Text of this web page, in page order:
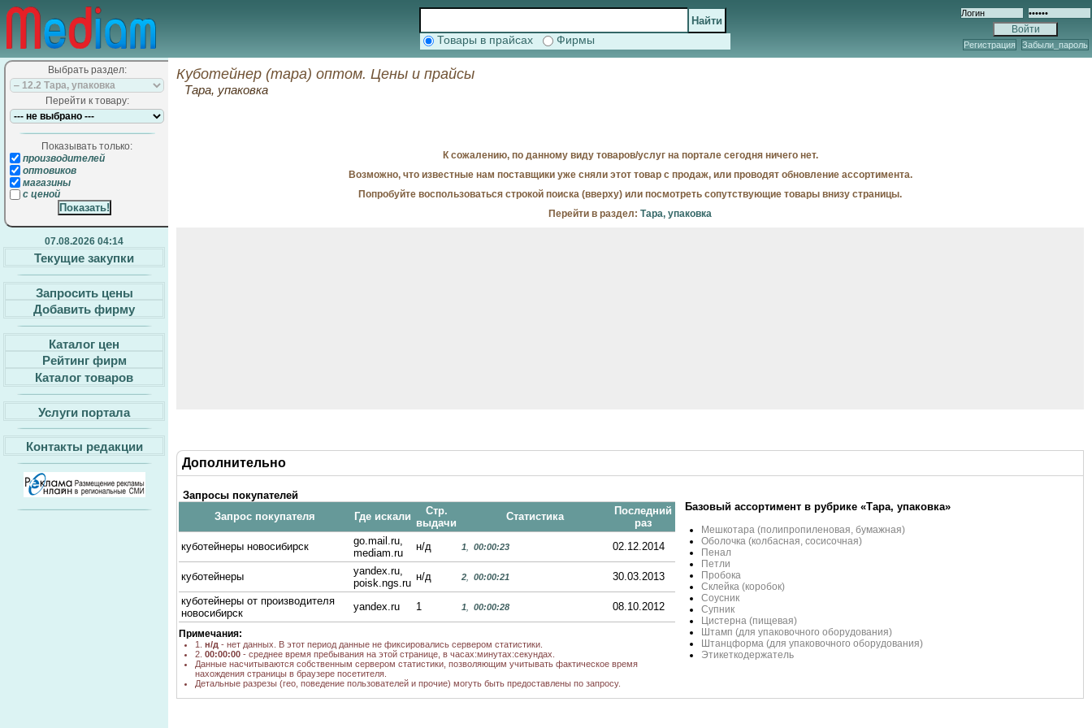
Товары в прайсах Фирмы Регистрация Забыли_пароль
Выбрать раздел:
Перейти к товару:
Показывать только:
производителей
оптовиков
магазины
с ценой
07.08.2026 04:14
Текущие закупки
Запросить цены
Добавить фирму
Каталог цен
Рейтинг фирм
Каталог товаров
Услуги портала
Контакты редакции
Куботейнер (тара) оптом. Цены и прайсы
Тара, упаковка
К сожалению, по данному виду товаров/услуг на портале сегодня ничего нет.
Возможно, что известные нам поставщики уже сняли этот товар с продаж, или проводят обновление ассортимента.
Попробуйте воспользоваться строкой поиска (вверху) или посмотреть сопутствующие товары внизу страницы.
Перейти в раздел: Тара, упаковка
Дополнительно
Запросы покупателей
Запрос покупателя
Где искали
Стр.
выдачи
Статистика
Последний
раз
куботейнеры новосибирск
go.mail.ru,
mediam.ru
н/д 1 00:00:23 02.12.2014
куботейнеры
yandex.ru,
poisk.ngs.ru
н/д 2 00:00:21
30.03.2013
куботейнеры от производителя
новосибирск
yandex.ru 1 1 00:00:28 08.10.2012
Примечания:
1. н/д - нет данных. В этот период данные не фиксировались сервером статистики.
2. 00:00:00 - среднее время пребывания на этой странице, в часах:минутах:секундах.
Данные насчитываются собственным сервером статистики, позволяющим учитывать фактическое время
нахождения страницы в браузере посетителя.
Детальные разрезы (гео, поведение пользователей и прочие) могуть быть предоставлены по запросу.
Базовый ассортимент в рубрике «Тара, упаковка»
Мешкотара (полипропиленовая, бумажная)
Оболочка (колбасная, сосисочная)
Пенал
Петли
Пробока
Склейка (коробок)
Соусник
Супник
Цистерна (пищевая)
Штамп (для упаковочного оборудования)
Штанцформа (для упаковочного оборудования)
Этикеткодержатель